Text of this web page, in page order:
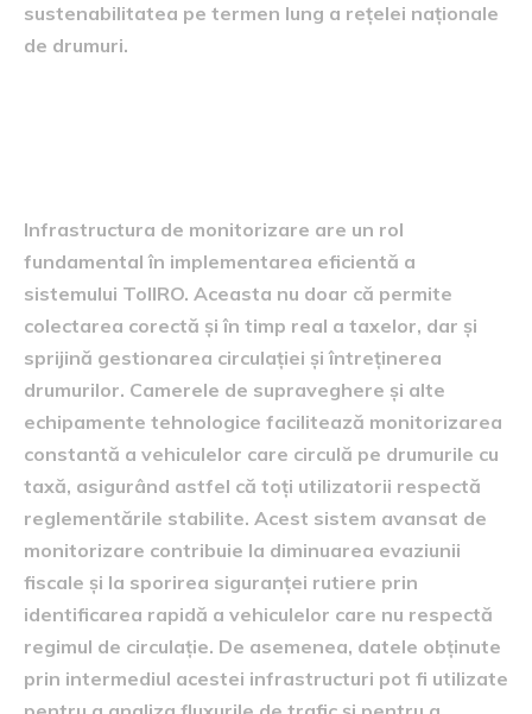
sustenabilitatea pe termen lung a rețelei naționale
de drumuri.
Infrastructura de monitorizare are un rol
fundamental în implementarea eficientă a
sistemului TollRO. Aceasta nu doar că permite
colectarea corectă și în timp real a taxelor, dar și
sprijină gestionarea circulației și întreținerea
drumurilor. Camerele de supraveghere și alte
echipamente tehnologice facilitează monitorizarea
constantă a vehiculelor care circulă pe drumurile cu
taxă, asigurând astfel că toți utilizatorii respectă
reglementările stabilite. Acest sistem avansat de
monitorizare contribuie la diminuarea evaziunii
fiscale și la sporirea siguranței rutiere prin
identificarea rapidă a vehiculelor care nu respectă
regimul de circulație. De asemenea, datele obținute
prin intermediul acestei infrastructuri pot fi utilizate